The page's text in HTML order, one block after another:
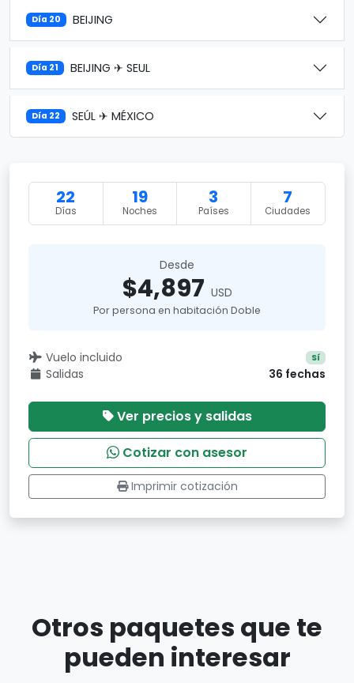
Día 20 BEIJING
Día 21 BEIJING ✈ SEUL
Día 22 SEÚL ✈ MÉXICO
22
Días
19
Noches
3
Países
7
Ciudades
Desde
$4,897 USD
Por persona en habitación Doble
Vuelo incluido Sí
Salidas 36 fechas
Ver precios y salidas
Cotizar con asesor
Imprimir cotización
Otros paquetes que te
pueden interesar